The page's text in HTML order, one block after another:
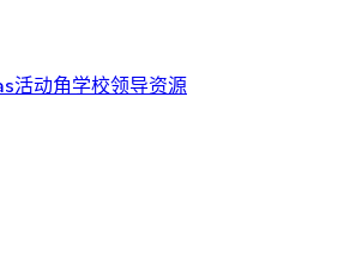
活动角学校领导资源